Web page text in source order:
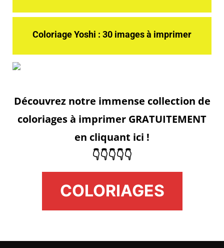
Coloriage Yoshi : 30 images à imprimer
Découvrez notre immense collection de
coloriages à imprimer GRATUITEMENT
en cliquant ici !
👇👇👇👇👇
COLORIAGES